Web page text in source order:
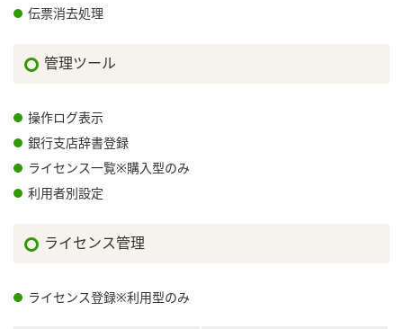
伝票消去処理
管理ツール
操作ログ表示
銀行支店辞書登録
ライセンス一覧※購入型のみ
利用者別設定
ライセンス管理
ライセンス登録※利用型のみ